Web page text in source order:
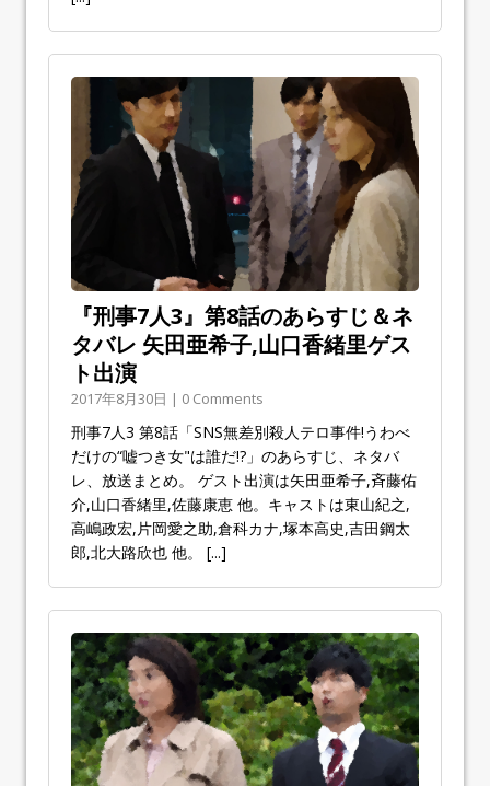
『刑事7人3』第8話のあらすじ＆ネ
タバレ 矢田亜希子,山口香緒里ゲス
ト出演
2017年8月30日 | 0 Comments
刑事7人3 第8話「SNS無差別殺人テロ事件!うわべ
だけの“嘘つき女"は誰だ!?」のあらすじ、ネタバ
レ、放送まとめ。 ゲスト出演は矢田亜希子,斉藤佑
介,山口香緒里,佐藤康恵 他。キャストは東山紀之,
高嶋政宏,片岡愛之助,倉科カナ,塚本高史,吉田鋼太
郎,北大路欣也 他。 [...]